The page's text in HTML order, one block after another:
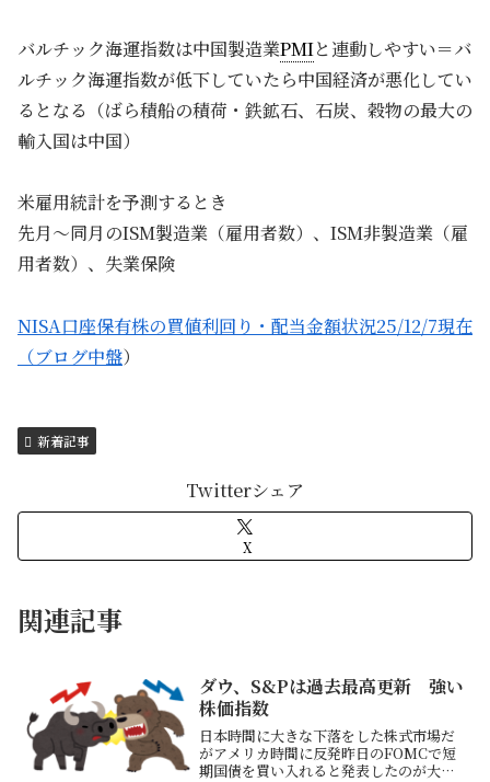
バルチック海運指数は中国製造業PMIと連動しやすい＝バ
ルチック海運指数が低下していたら中国経済が悪化してい
るとなる（ばら積船の積荷・鉄鉱石、石炭、穀物の最大の
輸入国は中国）
米雇用統計を予測するとき
先月～同月のISM製造業（雇用者数）、ISM非製造業（雇
用者数）、失業保険
NISA口座保有株の買値利回り・配当金額状況25/12/7現在
（ブログ中盤）
新着記事
Twitterシェア
X
関連記事
ダウ、S&Pは過去最高更新 強い
株価指数
日本時間に大きな下落をした株式市場だ
がアメリカ時間に反発昨日のFOMCで短
期国債を買い入れると発表したのが大き